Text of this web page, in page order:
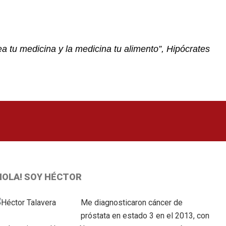
tu medicina y la medicina tu alimento”, Hipócrates
SOY HÉCTOR
Me diagnosticaron cáncer de
próstata en estado 3 en el 2013, con